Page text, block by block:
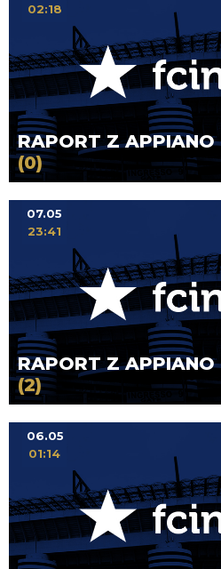
RAPORT Z APPIANO
(0)
02:18
RAPORT Z APPIANO
(2)
07.05
23:41
06.05
01:14